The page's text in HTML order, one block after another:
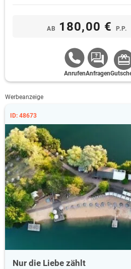
AB 180,00 € P.P.
AnrufenAnfragen
Werbeanzeige
ID: 48673
Nur die Liebe zählt